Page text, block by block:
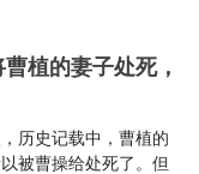
植的妻子处死，
历史记载中，曹植的
被曹操给处死了。但